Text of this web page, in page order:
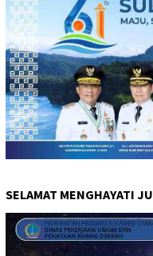
SELAMAT MENGHAYATI